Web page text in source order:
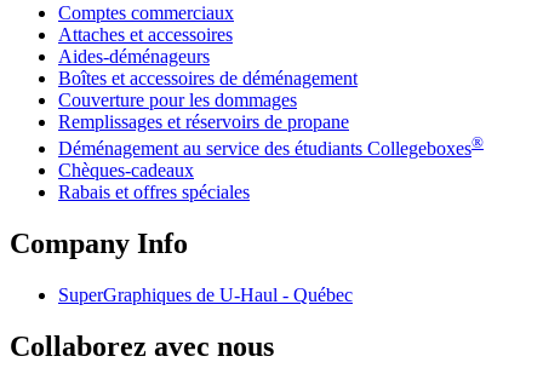
Comptes commerciaux
Attaches et accessoires
Aides-déménageurs
Boîtes et accessoires de déménagement
Couverture pour les dommages
Remplissages et réservoirs de propane
Déménagement au service des étudiants Collegeboxes®
Chèques-cadeaux
Rabais et offres spéciales
Company Info
SuperGraphiques de U-Haul - Québec
Collaborez avec nous